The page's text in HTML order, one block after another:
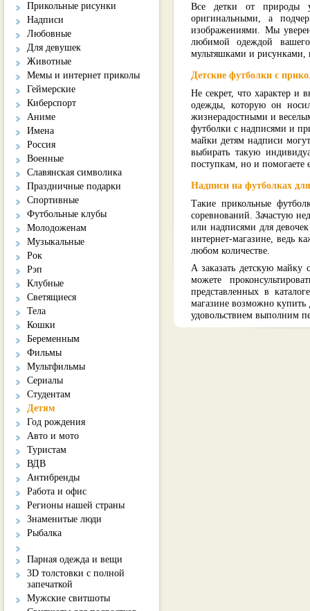
Прикольные рисунки
Надписи
Любовные
Для девушек
Животные
Мемы и интернет приколы
Геймерские
Киберспорт
Аниме
Имена
Россия
Военные
Славянская символика
Праздничные подарки
Спортивные
Футбольные клубы
Молодоженам
Музыкальные
Рок
Рэп
Клубные
Светящиеся
Тела
Кошки
Беременным
Фильмы
Мультфильмы
Сериалы
Студентам
Детям
Год рождения
Авто и мото
Туристам
ВДВ
Антибренды
Работа и офис
Регионы нашей страны
Знаменитые люди
Рыбалка
Парная одежда и вещи
3D толстовки с полной
запечаткой
Мужские свитшоты
Все детки от природы
оригинальными, а
изображениями. Мы
любимой одеждой
мультяшками и
Детские футболки с
Не секрет, что характер и
одежды, которую он
жизнерадостными и
футболки с надписями и
майки детям надписи
выбирать такую
поступкам, но и помогаете
Надписи на футболках
Такие прикольные
соревнований. Зачастую
или надписями для
интернет-магазине, ведь
любом количестве.
А заказать детскую
можете
представленных в
магазине возможно
удовольствием выполним